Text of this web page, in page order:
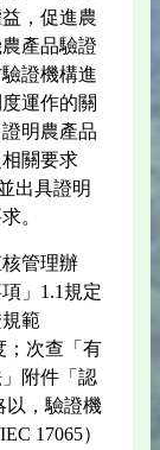
，促進農
產品驗證
證機構進
運作的關
明農產品
關要求
出具證明
。
管理辦
」1.1規定
範
；次查「有
附件「認
以，驗證機
17065）